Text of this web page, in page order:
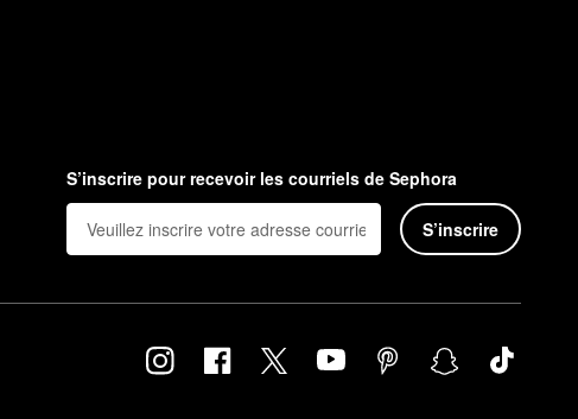
S’inscrire pour recevoir les courriels de Sephora
S’inscrire